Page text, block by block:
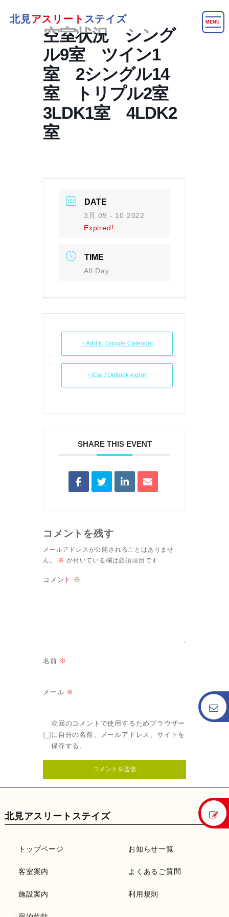
北見アスリート ステイズ MENU
空室状況 シング
ル9室 ツイン1
室 2シングル14
室 トリプル2室
3LDK1室 4LDK2
室
DATE
3月 09 - 10 2022
Expired!
TIME
All Day
+ Add to Google Calendar
+ iCal / Outlook export
SHARE THIS EVENT
コメントを残す
メールアドレスが公開されることはありませ
ん。
※ が付いている欄は必須項目です
コメント ※
名前 ※
メール ※
次回のコメントで使用するためブラウザー
に自分の名前、メールアドレス、サイトを
保存する。
北見アスリートステイズ
トップページ お知らせ一覧
客室案内 よくあるご質問
施設案内 利用規則